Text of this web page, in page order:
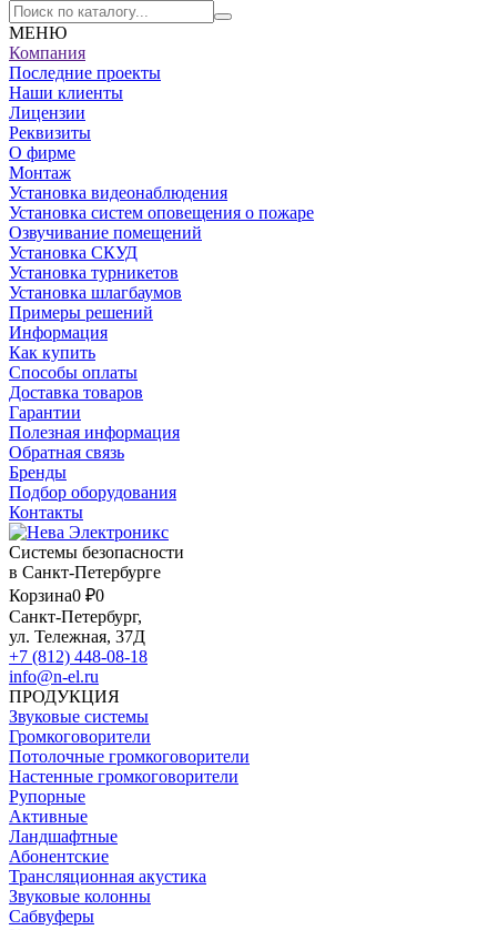
МЕНЮ
Компания
Последние проекты
Наши клиенты
Лицензии
Реквизиты
О фирме
Монтаж
Установка видеонаблюдения
Установка систем оповещения о пожаре
Озвучивание помещений
Установка СКУД
Установка турникетов
Установка шлагбаумов
Примеры решений
Информация
Как купить
Способы оплаты
Доставка товаров
Гарантии
Полезная информация
Обратная связь
Бренды
Подбор оборудования
Контакты
Системы безопасности
в Санкт-Петербурге
Корзина0 ₽0
Санкт-Петербург,
ул. Тележная, 37Д
+7 (812) 448-08-18
info@n-el.ru
ПРОДУКЦИЯ
Звуковые системы
Громкоговорители
Потолочные громкоговорители
Настенные громкоговорители
Рупорные
Активные
Ландшафтные
Абонентские
Трансляционная акустика
Звуковые колонны
Сабвуферы